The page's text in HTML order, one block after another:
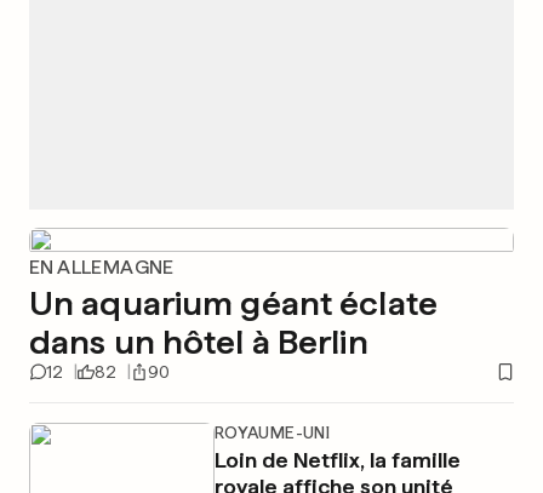
EN ALLEMAGNE
Un aquarium géant éclate
dans un hôtel à Berlin
12 82 90
ROYAUME-UNI
Loin de Netflix, la famille
royale affiche son unité